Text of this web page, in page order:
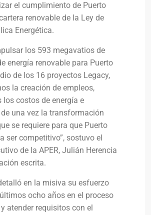
el cumplimiento de Puerto
renovable de la Ley de
Energética.
los 593 megavatios de
energía renovable para Puerto
de los 16 proyectos Legacy,
la creación de empleos,
los costos de energía e
una vez la transformación
se requiere para que Puerto
ser competitivo”, sostuvo el
de la APER, Julián Herencia
escrita.
en la misiva su esfuerzo
ocho años en el proceso
atender requisitos con el